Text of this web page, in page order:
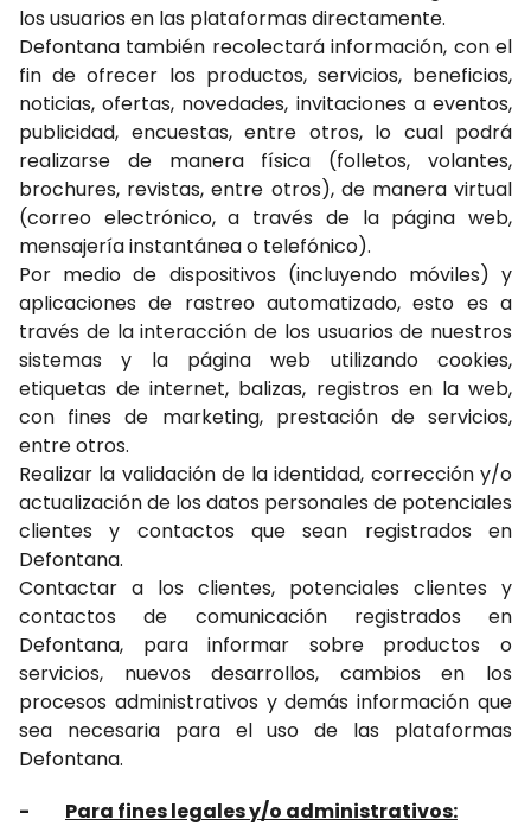
los usuarios en las plataformas directamente.
Defontana también recolectará información, con el
fin de ofrecer los productos, servicios, beneficios,
noticias, ofertas, novedades, invitaciones a eventos,
publicidad, encuestas, entre otros, lo cual podrá
realizarse de manera física (folletos, volantes,
brochures, revistas, entre otros), de manera virtual
(correo electrónico, a través de la página web,
mensajería instantánea o telefónico).
Por medio de dispositivos (incluyendo móviles) y
aplicaciones de rastreo automatizado, esto es a
través de la interacción de los usuarios de nuestros
sistemas y la página web utilizando cookies,
etiquetas de internet, balizas, registros en la web,
con fines de marketing, prestación de servicios,
entre otros.
Realizar la validación de la identidad, corrección y/o
actualización de los datos personales de potenciales
clientes y contactos que sean registrados en
Defontana.
Contactar a los clientes, potenciales clientes y
contactos de comunicación registrados en
Defontana, para informar sobre productos o
servicios, nuevos desarrollos, cambios en los
procesos administrativos y demás información que
sea necesaria para el uso de las plataformas
Defontana.
- Para fines legales y/o administrativos: